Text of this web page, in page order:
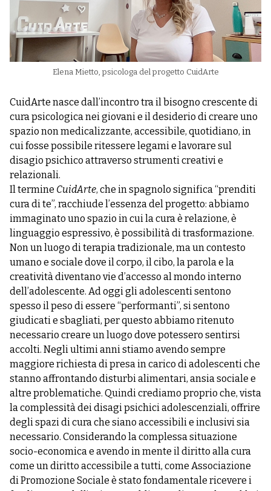
Elena Mietto, psicologa del progetto CuidArte
CuidArte nasce dall’incontro tra il bisogno crescente di
cura psicologica nei giovani e il desiderio di creare uno
spazio non medicalizzante, accessibile, quotidiano, in
cui fosse possibile ritessere legami e lavorare sul
disagio psichico attraverso strumenti creativi e
relazionali.
Il termine CuidArte, che in spagnolo significa “prenditi
cura di te”, racchiude l’essenza del progetto: abbiamo
immaginato uno spazio in cui la cura è relazione, è
linguaggio espressivo, è possibilità di trasformazione.
Non un luogo di terapia tradizionale, ma un contesto
umano e sociale dove il corpo, il cibo, la parola e la
creatività diventano vie d’accesso al mondo interno
dell’adolescente. Ad oggi gli adolescenti sentono
spesso il peso di essere “performanti”, si sentono
giudicati e sbagliati, per questo abbiamo ritenuto
necessario creare un luogo dove potessero sentirsi
accolti. Negli ultimi anni stiamo avendo sempre
maggiore richiesta di presa in carico di adolescenti che
stanno affrontando disturbi alimentari, ansia sociale e
altre problematiche. Quindi crediamo proprio che, vista
la complessità dei disagi psichici adolescenziali, offrire
degli spazi di cura che siano accessibili e inclusivi sia
necessario. Considerando la complessa situazione
socio-economica e avendo in mente il diritto alla cura
come un diritto accessibile a tutti, come Associazione
di Promozione Sociale è stato fondamentale ricevere i